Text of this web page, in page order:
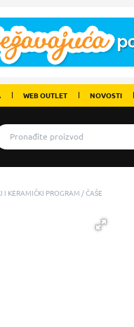
WEB OUTLET NOVOSTI
I KERAMIČKI PROGRAM ČAŠE